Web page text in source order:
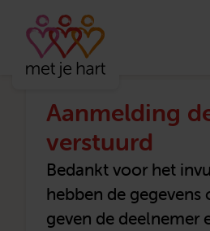
Aanmelding
verstuurd
Bedankt voor het
hebben de gegevens
geven de deelnemer